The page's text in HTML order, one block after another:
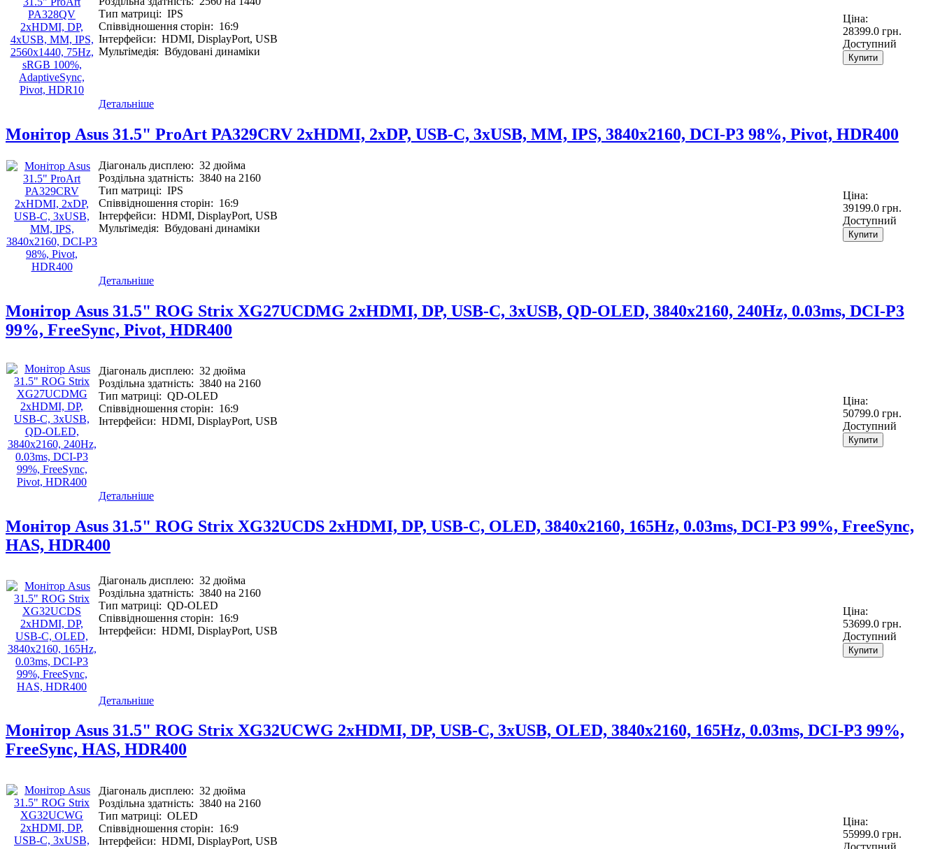
Тип матриці: IPS
Співвідношення сторін: 16:9
Інтерфейси: HDMI, DisplayPort, USB
Мультімедія: Вбудовані динаміки
Ціна:
28399.0 грн.
Доступний
Купити
Детальніше
Монітор Asus 31.5" ProArt PA329CRV 2xHDMI, 2xDP, USB-C, 3xUSB, MM, IPS, 3840x2160, DCI-P3 98%, Pivot, HDR400
Діагональ дисплею: 32 дюйма
Роздільна здатність: 3840 на 2160
Тип матриці: IPS
Співвідношення сторін: 16:9
Інтерфейси: HDMI, DisplayPort, USB
Мультімедія: Вбудовані динаміки
Ціна:
39199.0 грн.
Доступний
Купити
Детальніше
Монітор Asus 31.5" ROG Strix XG27UCDMG 2xHDMI, DP, USB-C, 3xUSB, QD-OLED, 3840x2160, 240Hz, 0.03ms, DCI-P3
99%, FreeSync, Pivot, HDR400
Діагональ дисплею: 32 дюйма
Роздільна здатність: 3840 на 2160
Тип матриці: QD-OLED
Співвідношення сторін: 16:9
Інтерфейси: HDMI, DisplayPort, USB
Ціна:
50799.0 грн.
Доступний
Купити
Детальніше
Монітор Asus 31.5" ROG Strix XG32UCDS 2xHDMI, DP, USB-C, OLED, 3840x2160, 165Hz, 0.03ms, DCI-P3 99%, FreeSync,
HAS, HDR400
Діагональ дисплею: 32 дюйма
Роздільна здатність: 3840 на 2160
Тип матриці: QD-OLED
Співвідношення сторін: 16:9
Інтерфейси: HDMI, DisplayPort, USB
Ціна:
53699.0 грн.
Доступний
Купити
Детальніше
Монітор Asus 31.5" ROG Strix XG32UCWG 2xHDMI, DP, USB-C, 3xUSB, OLED, 3840x2160, 165Hz, 0.03ms, DCI-P3 99%,
FreeSync, HAS, HDR400
Діагональ дисплею: 32 дюйма
Роздільна здатність: 3840 на 2160
Тип матриці: OLED
Співвідношення сторін: 16:9
Інтерфейси: HDMI, DisplayPort, USB
Ціна:
55999.0 грн.